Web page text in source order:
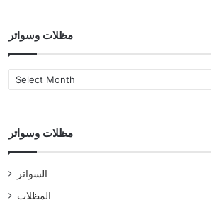
مظلات وسواتر
مظلات
وسواتر
مظلات وسواتر
السواتر
المظلات